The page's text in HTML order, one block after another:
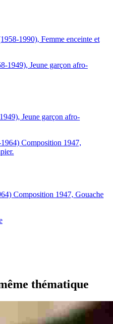
1990), Femme enceinte et
Jeune garçon afro-
Composition 1947, Gouache
thématique